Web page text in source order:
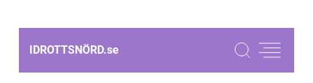
IDROTTSNÖRD.se